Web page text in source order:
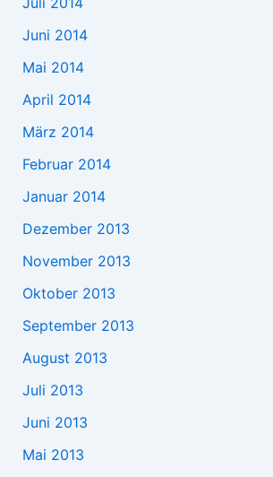
Juni 2014
Mai 2014
April 2014
März 2014
Februar 2014
Januar 2014
Dezember 2013
November 2013
Oktober 2013
September 2013
August 2013
Juli 2013
Juni 2013
Mai 2013